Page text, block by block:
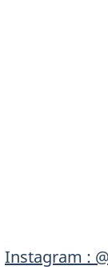
Instagram :